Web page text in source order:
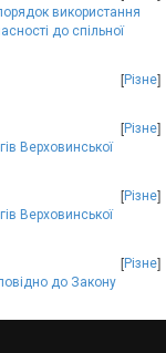
використання
до спільної
[Різне]
[Різне]
Верховинської
[Різне]
Верховинської
[Різне]
до Закону